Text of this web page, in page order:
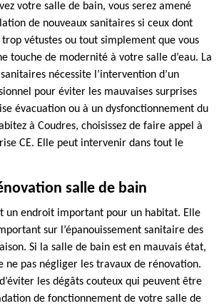
votre salle de bain, vous serez amené
de nouveaux sanitaires si ceux dont
trop vétustes ou tout simplement que vous
touche de modernité à votre salle d’eau. La
nécessite l’intervention d’un
pour éviter les mauvaises surprises
évacuation ou à un dysfonctionnement du
à Coudres, choisissez de faire appel à
CE. Elle peut intervenir dans tout le
salle de bain
un endroit important pour un habitat. Elle
sur l’épanouissement sanitaire des
Si la salle de bain est en mauvais état,
ne pas négliger les travaux de rénovation.
les dégâts couteux qui peuvent être
de fonctionnement de votre salle de